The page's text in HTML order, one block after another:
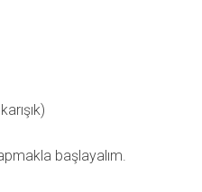
başlayalım.